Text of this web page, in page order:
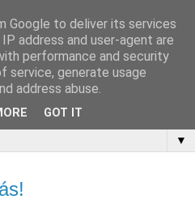
▼
Google to deliver its services
address and user-agent are
performance and security
service, generate usage
address abuse.
GOT IT